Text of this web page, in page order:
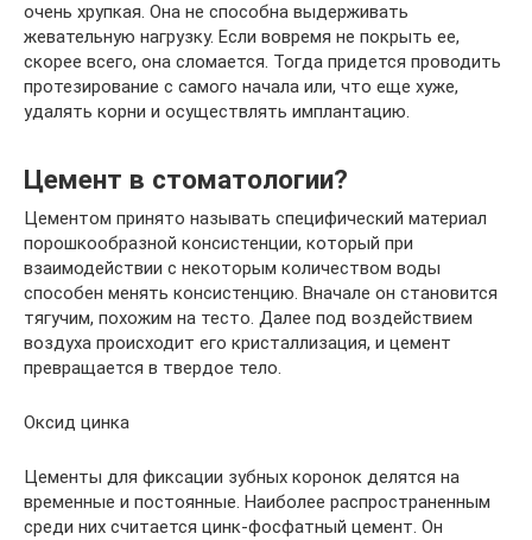
очень хрупкая. Она не способна выдерживать
жевательную нагрузку. Если вовремя не покрыть ее,
скорее всего, она сломается. Тогда придется проводить
протезирование с самого начала или, что еще хуже,
удалять корни и осуществлять имплантацию.
Цемент в стоматологии?
Цементом принято называть специфический материал
порошкообразной консистенции, который при
взаимодействии с некоторым количеством воды
способен менять консистенцию. Вначале он становится
тягучим, похожим на тесто. Далее под воздействием
воздуха происходит его кристаллизация, и цемент
превращается в твердое тело.
Оксид цинка
Цементы для фиксации зубных коронок делятся на
временные и постоянные. Наиболее распространенным
среди них считается цинк-фосфатный цемент. Он